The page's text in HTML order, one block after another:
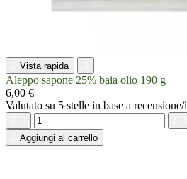
Vista rapida
Aleppo sapone 25% baia olio 190 g
6,00 €
Valutato su 5 stelle in base a recensione/i
Aggiungi al carrello